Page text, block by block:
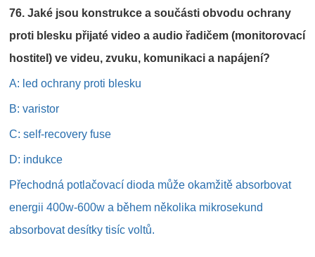
76. Jaké jsou konstrukce a součásti obvodu ochrany
proti blesku přijaté video a audio řadičem (monitorovací
hostitel) ve videu, zvuku, komunikaci a napájení?
A: led ochrany proti blesku
B: varistor
C: self-recovery fuse
D: indukce
Přechodná potlačovací dioda může okamžitě absorbovat
energii 400w-600w a během několika mikrosekund
absorbovat desítky tisíc voltů.